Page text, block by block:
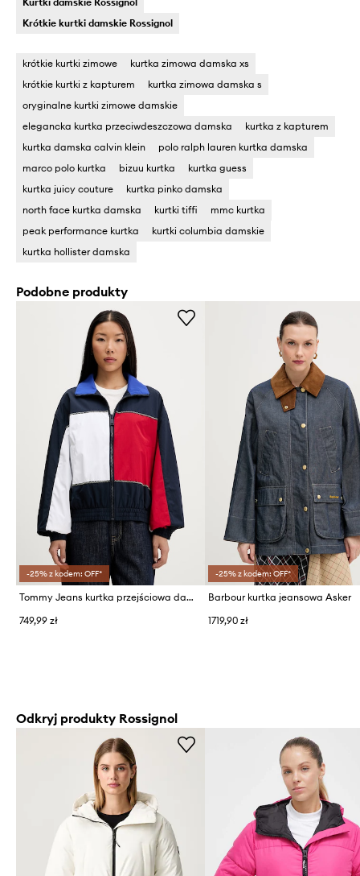
Krótkie kurtki damskie Rossignol
krótkie kurtki zimowe
kurtka zimowa damska xs
krótkie kurtki z kapturem
kurtka zimowa damska s
oryginalne kurtki zimowe damskie
elegancka kurtka przeciwdeszczowa damska
kurtka z kapturem
kurtka damska calvin klein
polo ralph lauren kurtka damska
marco polo kurtka
bizuu kurtka
kurtka guess
kurtka juicy couture
kurtka pinko damska
north face kurtka damska
kurtki tiffi
mmc kurtka
peak performance kurtka
kurtki columbia damskie
kurtka hollister damska
Podobne produkty
-25% z kodem: OFF*
Tommy Jeans kurtka przejściowa damska
749,99 zł
-25% z kodem: OFF*
Barbour kurtka jeansowa Asker
1719,90 zł
Odkryj produkty Rossignol